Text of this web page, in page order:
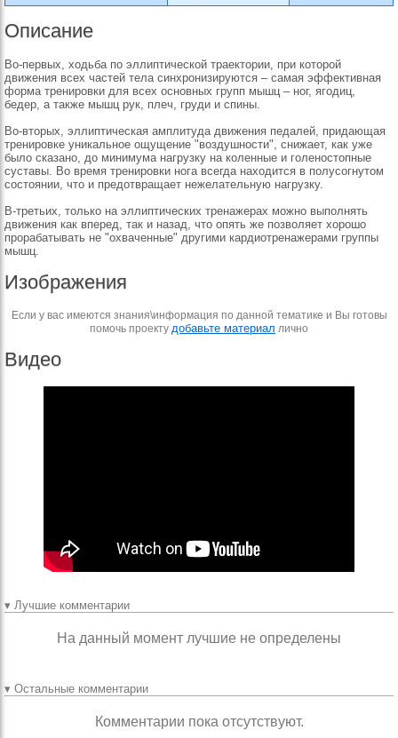
Описание
Во-первых, ходьба по эллиптической траектории, при которой
движения всех частей тела синхронизируются – самая эффективная
форма тренировки для всех основных групп мышц – ног, ягодиц,
бедер, а также мышц рук, плеч, груди и спины.
Во-вторых, эллиптическая амплитуда движения педалей, придающая
тренировке уникальное ощущение "воздушности", снижает, как уже
было сказано, до минимума нагрузку на коленные и голеностопные
суставы. Во время тренировки нога всегда находится в полусогнутом
состоянии, что и предотвращает нежелательную нагрузку.
В-третьих, только на эллиптических тренажерах можно выполнять
движения как вперед, так и назад, что опять же позволяет хорошо
прорабатывать не "охваченные" другими кардиотренажерами группы
мышц.
Изображения
Если у вас имеются знания\информация по данной тематике и Вы готовы
помочь проекту добавьте материал лично
Видео
▾ Лучшие комментарии
На данный момент лучшие не определены
▾ Остальные комментарии
Комментарии пока отсутствуют.